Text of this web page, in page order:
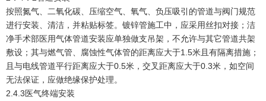
按照氮气、二氧化碳、压缩空气、氧气、负压吸引的管道与阀门规范
进行安装、清洁，并粘贴标签。镀锌管施工中，应采用丝扣对接；洁
净手术部医用气体管道安装应单独做支吊架，不允许与其它管道共架
敷设；其与燃气管、腐蚀性气体管的距离应大于1.5米且有隔离措施；
且与电线管道平行距离应大于0.5米，交叉距离应大于0.3米，如空间
无法保证，应做绝缘保护处理。
2.4.3医气终端安装